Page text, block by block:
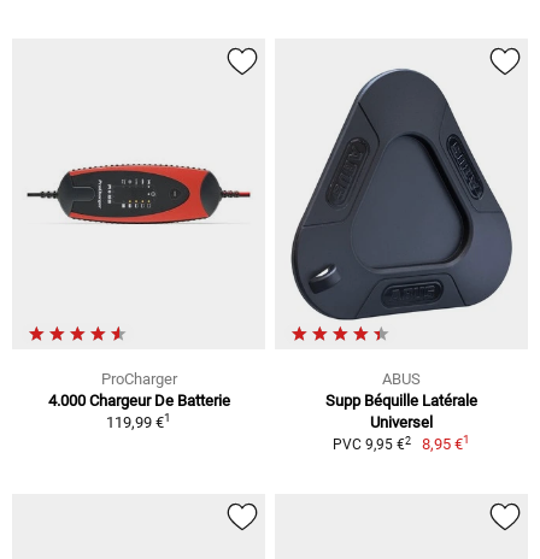
ProCharger
4.000 Chargeur De Batterie
119,99 €1
ABUS
Supp Béquille Latérale
Universel
PVC 9,95 €2 8,95 €1